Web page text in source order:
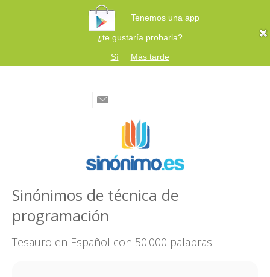
Tenemos una app
¿te gustaría probarla?
Sí
Más tarde
Sinónimos de técnica de
programación
Tesauro en Español con 50.000 palabras